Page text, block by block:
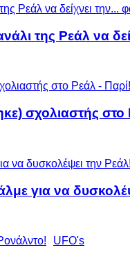
της Ρεάλ να
σχολιαστής στο
για να
UFO's